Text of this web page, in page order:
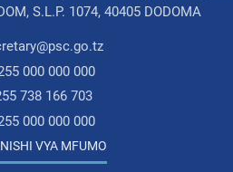
S.L.P. 1074, 40405 DODOMA
000 000 000
738 166 703
000 000 000
VYA MFUMO